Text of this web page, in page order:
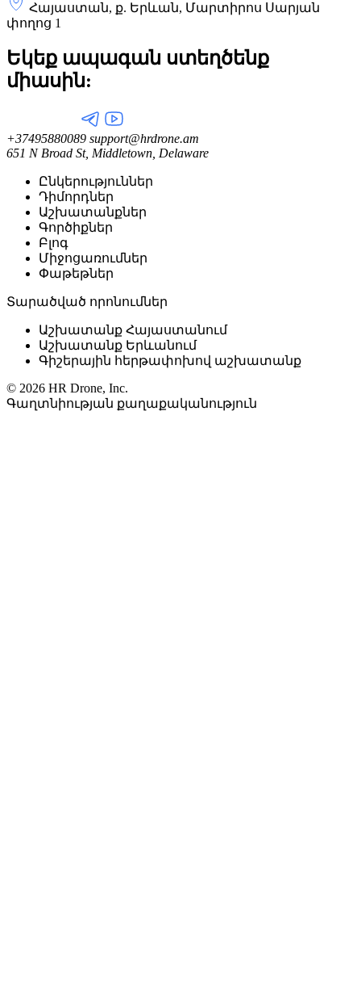
Հայաստան, ք. Երևան, Մարտիրոս Սարյան
փողոց 1
Եկեք ապագան ստեղծենք
միասին:
+37495880089 support@hrdrone.am
651 N Broad St, Middletown, Delaware
Ընկերություններ
Դիմորդներ
Աշխատանքներ
Գործիքներ
Բլոգ
Միջոցառումներ
Փաթեթներ
Տարածված որոնումներ
Աշխատանք Հայաստանում
Աշխատանք Երևանում
Գիշերային հերթափոխով աշխատանք
© 2026 HR Drone, Inc.
Գաղտնիության քաղաքականություն